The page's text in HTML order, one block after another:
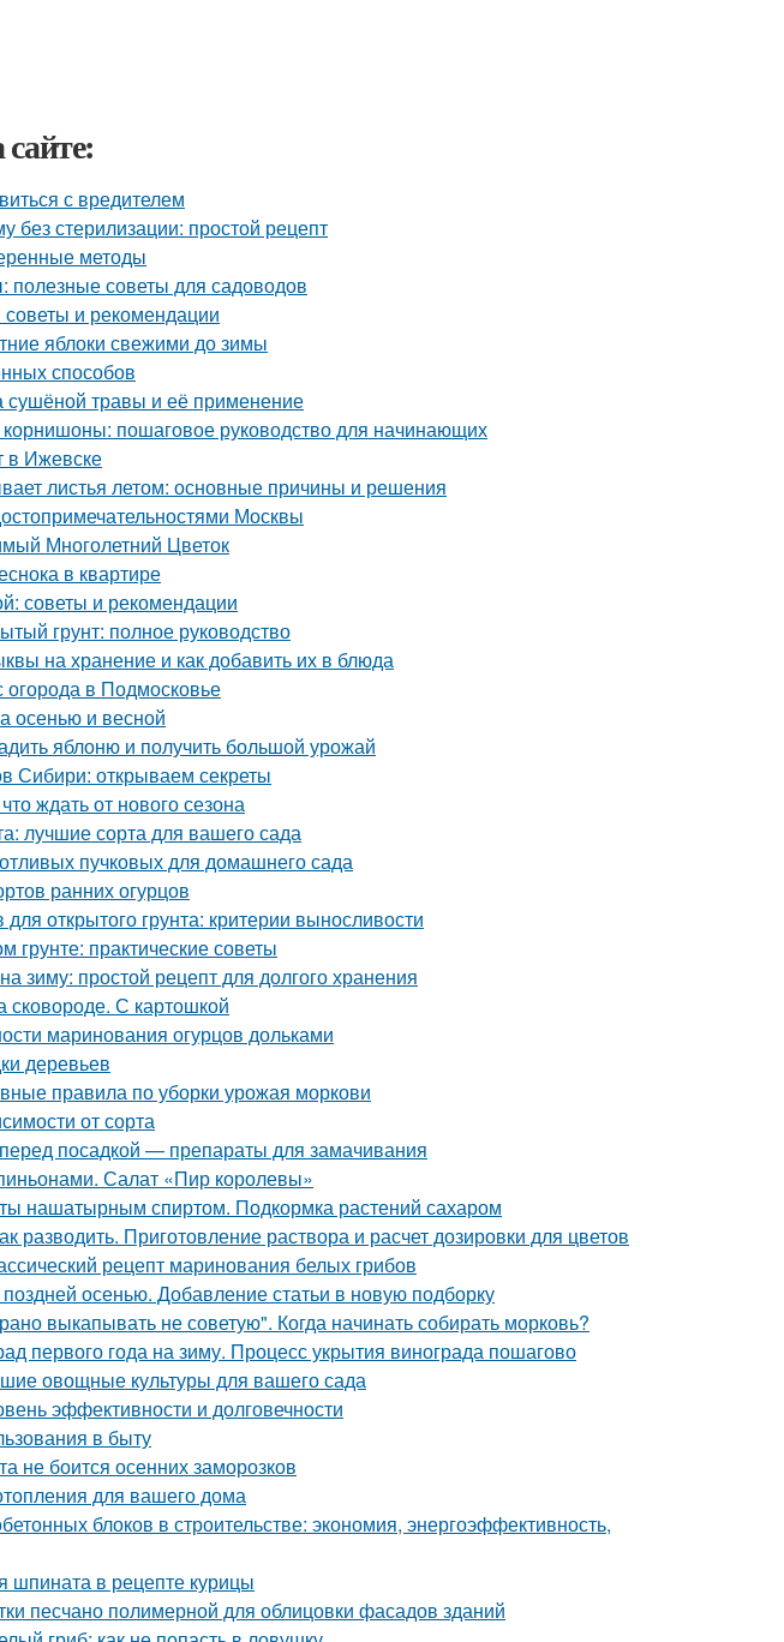
с вредителем
без стерилизации: простой рецепт
методы
полезные советы для садоводов
и рекомендации
яблоки свежими до зимы
способов
сушёной травы и её применение
корнишоны: пошаговое руководство для начинающих
в Ижевске
листья летом: основные причины и решения
Москвы
Многолетний Цветок
в квартире
советы и рекомендации
грунт: полное руководство
на хранение и как добавить их в блюда
огорода в Подмосковье
осенью и весной
яблоню и получить большой урожай
Сибири: открываем секреты
ждать от нового сезона
лучшие сорта для вашего сада
пучковых для домашнего сада
ранних огурцов
открытого грунта: критерии выносливости
грунте: практические советы
зиму: простой рецепт для долгого хранения
сковороде. С картошкой
маринования огурцов дольками
деревьев
правила по уборки урожая моркови
от сорта
посадкой — препараты для замачивания
Салат «Пир королевы»
нашатырным спиртом. Подкормка растений сахаром
разводить. Приготовление раствора и расчет дозировки для цветов
рецепт маринования белых грибов
осенью. Добавление статьи в новую подборку
выкапывать не советую". Когда начинать собирать морковь?
первого года на зиму. Процесс укрытия винограда пошагово
овощные культуры для вашего сада
эффективности и долговечности
в быту
не боится осенних заморозков
для вашего дома
блоков в строительстве: экономия, энергоэффективность,
шпината в рецепте курицы
песчано полимерной для облицовки фасадов зданий